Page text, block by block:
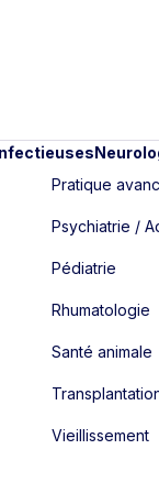
Pratique
Psychiatrie /
Pédiatrie
Rhumatologie
Santé animale
Vieillissement